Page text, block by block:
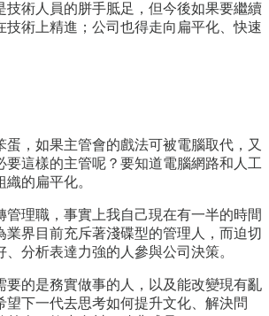
技術人員的胼手胝足，但今後如果要繼續
技術上精進；公司也得走向扁平化、快速
蛋，如果主管會的戲法可被電腦取代，又
要這樣的主管呢？要知道電腦網路和人工
的扁平化。
管理職，事實上我自己現在有一半的時間
業界目前充斥著淺碟型的管理人，而迫切
分析表達力強的人參與公司決策。
要的是務實做事的人，以及能改變現有亂
望下一代去思考如何提升文化、解決問